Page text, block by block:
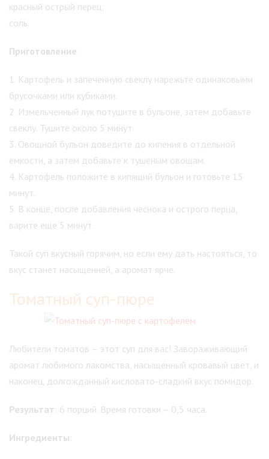
красный острый перец;
соль.
Приготовление:
1. Картофель и запеченную свеклу нарежьте одинаковыми
брусочками или кубиками.
2. Измельченный лук потушите в бульоне, затем добавьте
свеклу. Тушите около 5 минут.
3. Овощной бульон доведите до кипения в отдельной
емкости, а затем добавьте к тушеным овощам.
4. Картофель положите в кипящий бульон и готовьте 15
минут.
5. В конце, после добавления чеснока и острого перца,
варите еще 5 минут.
Такой суп вкусный горячим, но если ему дать настояться, то
вкус станет насыщенней, а аромат ярче.
Томатный суп-пюре
Любители томатов – этот суп для вас! Завораживающий
аромат любимого лакомства, насыщенный кровавый цвет, и
наконец, долгожданный кисловато-сладкий вкус помидор.
Результат: 6 порций. Время готовки – 0,5 часа.
Ингредиенты: